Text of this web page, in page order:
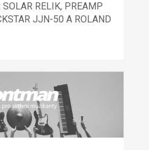
SOLAR RELIK, PREAMP
JJN-50 A ROLAND